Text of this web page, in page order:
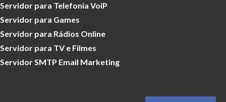
Servidor para Telefonia VoiP
Servidor para Games
Servidor para Rádios Online
Servidor para TV e Filmes
Servidor SMTP Email Marketing